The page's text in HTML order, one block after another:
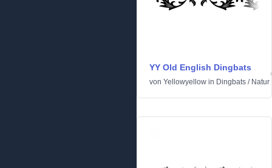
YY Old English Dingbats
von Yellowyellow in Dingbats / Natur